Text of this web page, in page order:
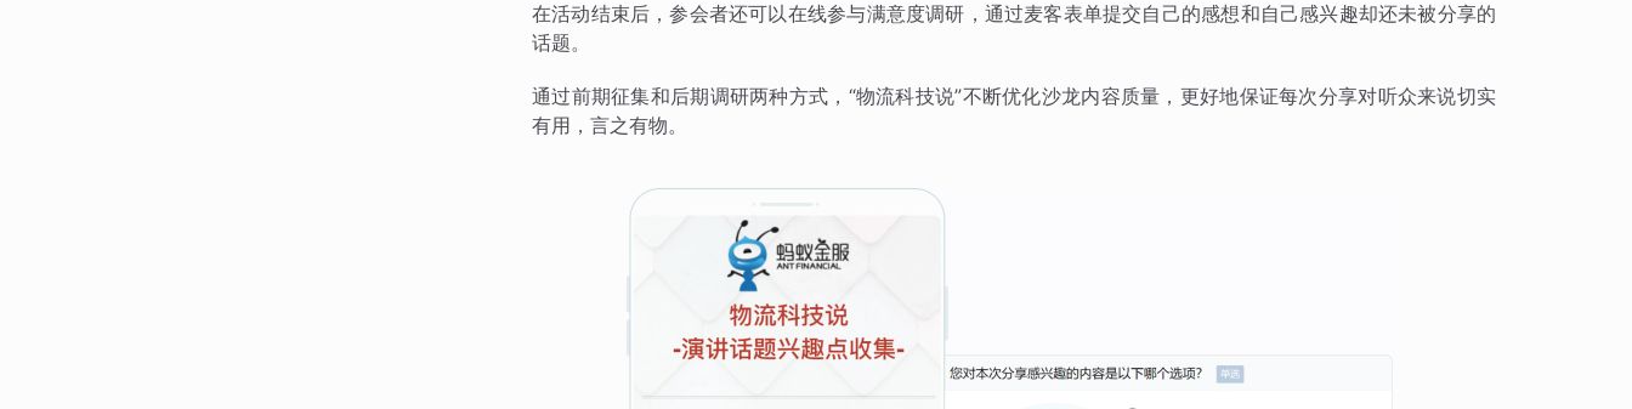
在活动结束后，参会者还可以在线参与满意度调研，通过麦客表单提交自己的感想和自己感兴趣却还未被分享的
话题。
通过前期征集和后期调研两种方式，“物流科技说”不断优化沙龙内容质量，更好地保证每次分享对听众来说切实
有用，言之有物。